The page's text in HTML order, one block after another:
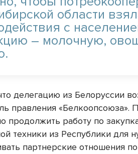
области
с
– молочную,
делегацию из Белоруссии
правления «Белкоопсоюза».
продолжить работу по
техники из Республики для
партнерские отношения